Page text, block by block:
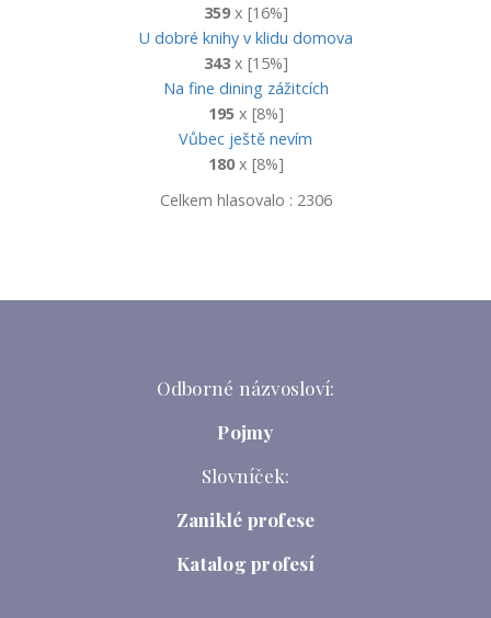
359x [16%]
U dobré knihy v klidu domova
343x [15%]
Na fine dining zážitcích
195 x [8%]
Vůbec ještě nevím
180x [8%]
Celkem hlasovalo : 2306
Odborné názvosloví:
Pojmy
Slovníček:
Zaniklé profese
Katalog profesí